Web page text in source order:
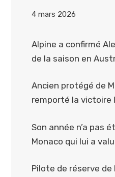
4 mars 2026
Alpine a confirmé
de la saison en
Ancien protégé de
remporté la victoire
Son année n’a pas
Monaco qui lui a
Pilote de réserve